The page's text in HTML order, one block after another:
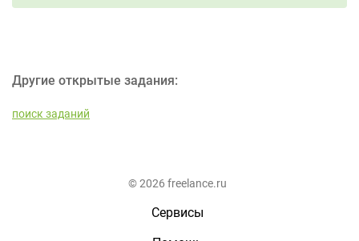
Другие открытые задания:
поиск заданий
© 2026 freelance.ru
Сервисы